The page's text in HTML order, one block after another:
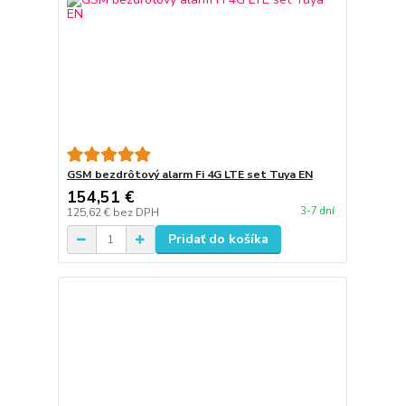
GSM bezdrôtový alarm Fi 4G LTE set Tuya EN
154,51 €
125,62 € bez DPH 3-7 dní
Pridať do košíka